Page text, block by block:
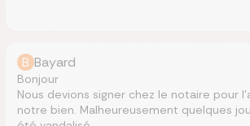
B Bayard
Bonjour
Nous devions signer chez le notaire pour
notre bien. Malheureusement quelques